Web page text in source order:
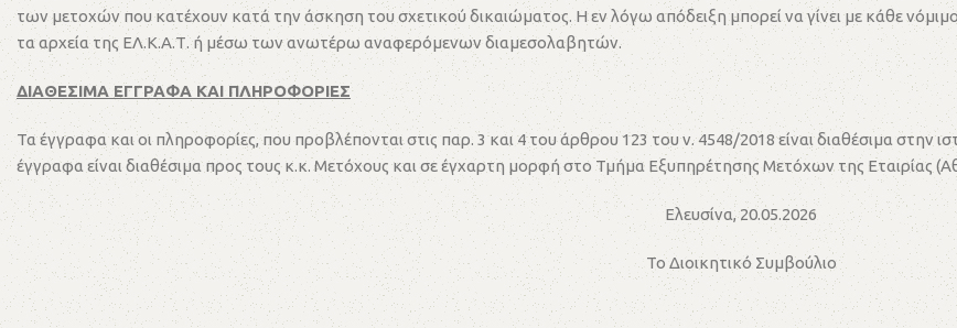
των μετοχών που κατέχουν κατά την άσκηση του σχετικού δικαιώματος. Η εν λόγω απόδειξη μπορεί να γίνει με κάθε
τα αρχεία της ΕΛ.Κ.Α.Τ. ή μέσω των ανωτέρω αναφερόμενων διαμεσολαβητών.
ΔΙΑΘΕΣΙΜΑ ΕΓΓΡΑΦΑ ΚΑΙ ΠΛΗΡΟΦΟΡΙΕΣ
Τα έγγραφα και οι πληροφορίες, που προβλέπονται στις παρ. 3 και 4 του άρθρου 123 του ν. 4548/2018 είναι διαθέσιμα
έγγραφα είναι διαθέσιμα προς τους κ.κ. Μετόχους και σε έγχαρτη μορφή στο Τμήμα Εξυπηρέτησης Μετόχων της Εταιρίας
Ελευσίνα, 20.05.2026
Το Διοικητικό Συμβούλιο